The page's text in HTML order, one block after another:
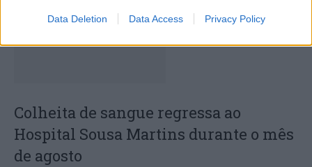
Data Deletion Data Access Privacy Policy
Colheita de sangue regressa ao
Hospital Sousa Martins durante o mês
de agosto